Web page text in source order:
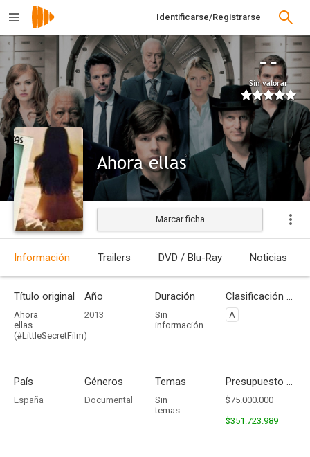
Identificarse/Registrarse
--
Sin valorar
Ahora ellas
Estrenada
Marcar ficha
Información Trailers DVD / Blu-Ray Noticias
Título original
Ahora
ellas
(#LittleSecretFilm)
Año
2013
Duración
Sin
información
Clasificación por edades
A
País
España
Géneros
Documental
Temas
Sin
temas
Presupuesto - Ingresos
$75.000.000
-
$351.723.989